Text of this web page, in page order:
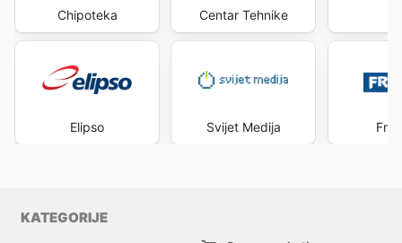
Chipoteka
Elipso
Centar Tehnike
Svijet Medija
KATEGORIJE